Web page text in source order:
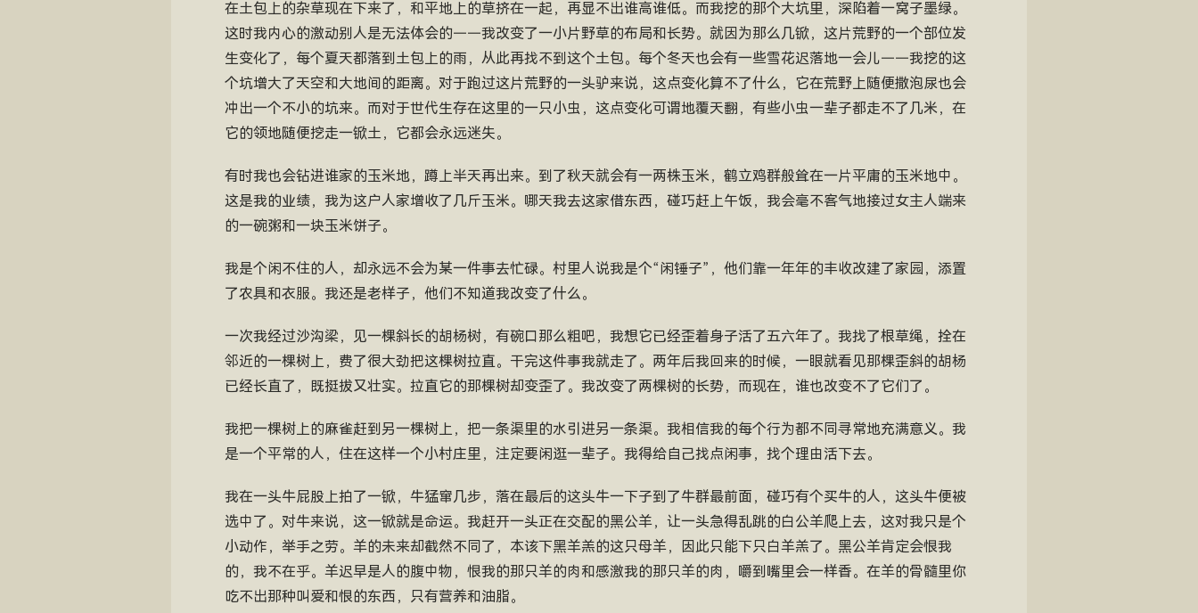
在土包上的杂草现在下来了，和平地上的草挤在一起，再显不出谁高谁低。而我挖的那个大坑里，深陷着一窝子墨绿。
这时我内心的激动别人是无法体会的——我改变了一小片野草的布局和长势。就因为那么几锨，这片荒野的一个部位发
生变化了，每个夏天都落到土包上的雨，从此再找不到这个土包。每个冬天也会有一些雪花迟落地一会儿——我挖的这
个坑增大了天空和大地间的距离。对于跑过这片荒野的一头驴来说，这点变化算不了什么，它在荒野上随便撒泡尿也会
冲出一个不小的坑来。而对于世代生存在这里的一只小虫，这点变化可谓地覆天翻，有些小虫一辈子都走不了几米，在
它的领地随便挖走一锨土，它都会永远迷失。
有时我也会钻进谁家的玉米地，蹲上半天再出来。到了秋天就会有一两株玉米，鹤立鸡群般耸在一片平庸的玉米地中。
这是我的业绩，我为这户人家增收了几斤玉米。哪天我去这家借东西，碰巧赶上午饭，我会毫不客气地接过女主人端来
的一碗粥和一块玉米饼子。
我是个闲不住的人，却永远不会为某一件事去忙碌。村里人说我是个“闲锤子”，他们靠一年年的丰收改建了家园，添置
了农具和衣服。我还是老样子，他们不知道我改变了什么。
一次我经过沙沟梁，见一棵斜长的胡杨树，有碗口那么粗吧，我想它已经歪着身子活了五六年了。我找了根草绳，拴在
邻近的一棵树上，费了很大劲把这棵树拉直。干完这件事我就走了。两年后我回来的时候，一眼就看见那棵歪斜的胡杨
已经长直了，既挺拔又壮实。拉直它的那棵树却变歪了。我改变了两棵树的长势，而现在，谁也改变不了它们了。
我把一棵树上的麻雀赶到另一棵树上，把一条渠里的水引进另一条渠。我相信我的每个行为都不同寻常地充满意义。我
是一个平常的人，住在这样一个小村庄里，注定要闲逛一辈子。我得给自己找点闲事，找个理由活下去。
我在一头牛屁股上拍了一锨，牛猛窜几步，落在最后的这头牛一下子到了牛群最前面，碰巧有个买牛的人，这头牛便被
选中了。对牛来说，这一锨就是命运。我赶开一头正在交配的黑公羊，让一头急得乱跳的白公羊爬上去，这对我只是个
小动作，举手之劳。羊的未来却截然不同了，本该下黑羊羔的这只母羊，因此只能下只白羊羔了。黑公羊肯定会恨我
的，我不在乎。羊迟早是人的腹中物，恨我的那只羊的肉和感激我的那只羊的肉，嚼到嘴里会一样香。在羊的骨髓里你
吃不出那种叫爱和恨的东西，只有营养和油脂。